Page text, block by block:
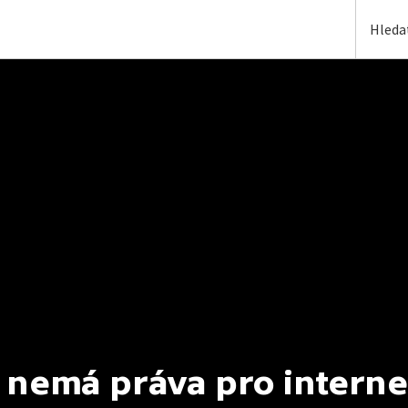
nemá práva pro